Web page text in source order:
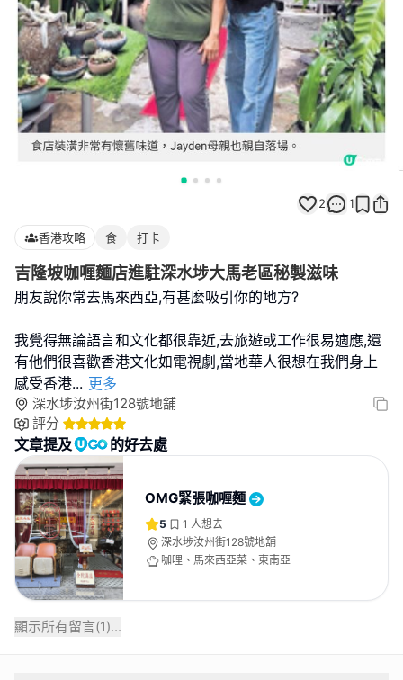
2 1
香港攻略 食 打卡
吉隆坡咖喱麵店進駐深水埗大馬老區秘製滋味
朋友說你常去馬來西亞,有甚麼吸引你的地方?
我覺得無論語言和文化都很靠近,去旅遊或工作很易適應,還
有他們很喜歡香港文化如電視劇,當地華人很想在我們身上
感受香港... 更多
深水埗汝州街128號地舖
評分
文章提及 的好去處
OMG緊張咖喱麵
5 1 人想去
深水埗汝州街128號地舖
咖哩、馬來西亞菜、東南亞
顯示所有留言(1)...